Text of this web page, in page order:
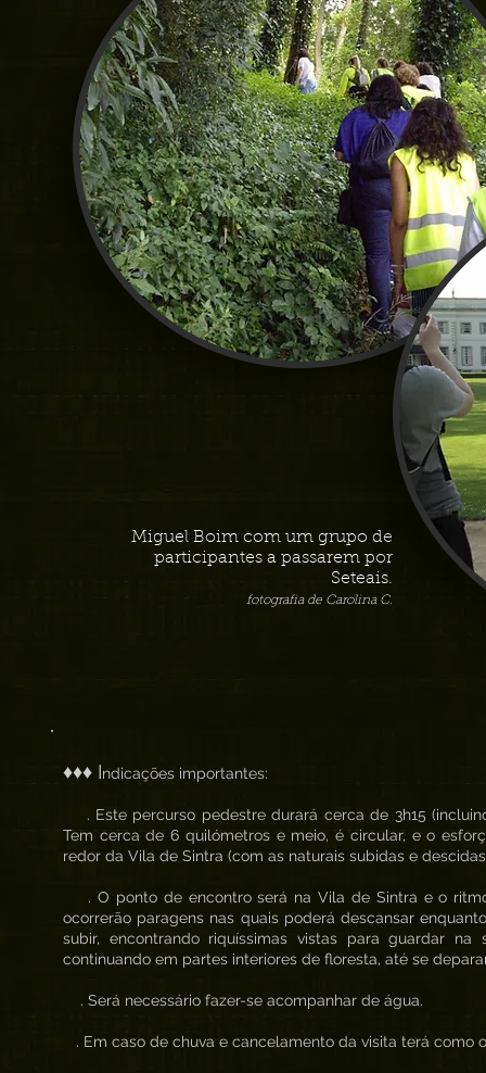
Miguel Boim com um grupo de
participantes a passarem por
Seteais.
fotografia de Carolina C.
♦♦♦ Indicações importantes:
. Este percurso pedestre durará cerca de 3h15
Tem cerca de 6 quilómetros e meio, é circular, e o
redor da Vila de Sintra (com as naturais subidas e
. O ponto de encontro será na Vila de Sintra e o
ocorrerão paragens nas quais poderá descansar
subir, encontrando riquíssimas vistas para guardar
continuando em partes interiores de floresta, até se
. Será necessário fazer-se acompanhar de água.
. Em caso de chuva e cancelamento da visita terá como